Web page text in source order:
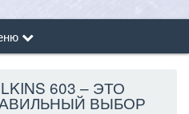
603 – ЭТО
ВЫБОР